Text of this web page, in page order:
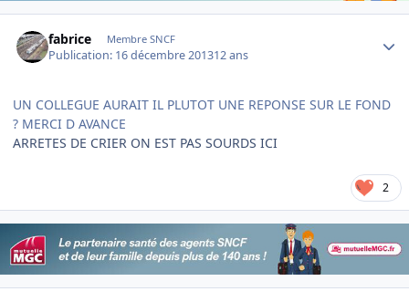
fabrice Membre SNCF
Publication: 16 décembre 201312 ans
UN COLLEGUE AURAIT IL PLUTOT UNE REPONSE SUR LE FOND
? MERCI D AVANCE
ARRETES DE CRIER ON EST PAS SOURDS ICI
2